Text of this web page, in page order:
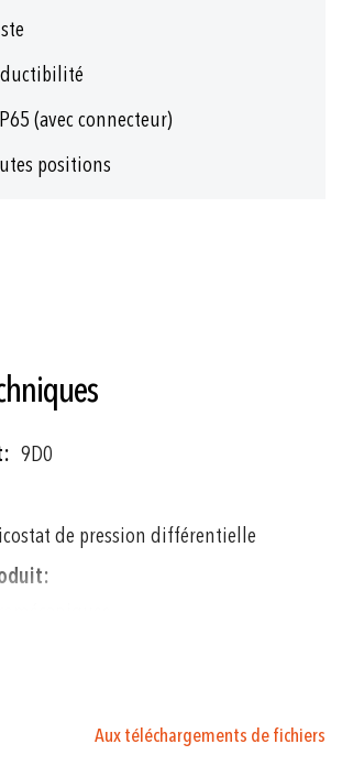
(avec connecteur)
positions
9D0
de pression différentielle
Aux téléchargements de fichiers